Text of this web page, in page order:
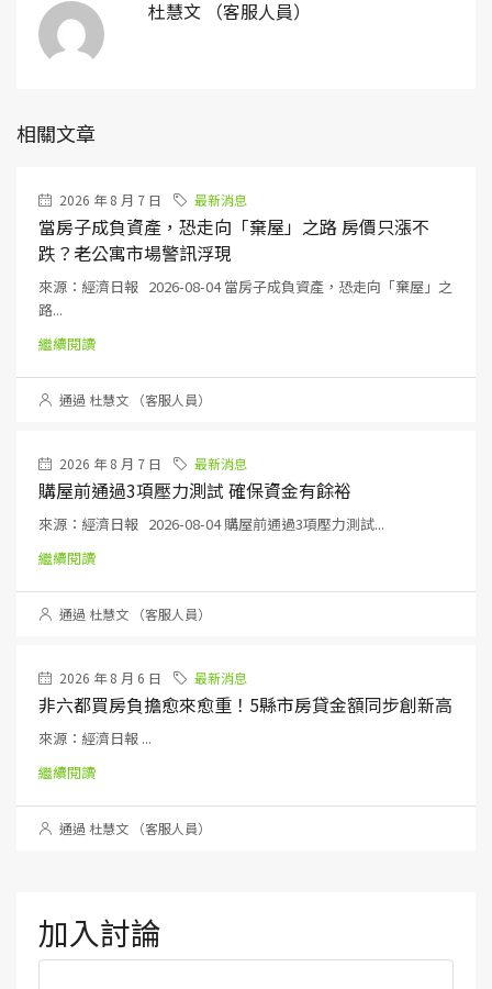
杜慧文 （客服人員）
相關文章
2026 年 8 月 7 日 最新消息
當房子成負資產，恐走向「棄屋」之路 房價只漲不
跌？老公寓市場警訊浮現
來源：經濟日報 2026-08-04 當房子成負資產，恐走向「棄屋」之
路...
繼續閱讀
通過 杜慧文 （客服人員）
2026 年 8 月 7 日 最新消息
購屋前通過3項壓力測試 確保資金有餘裕
來源：經濟日報 2026-08-04 購屋前通過3項壓力測試...
繼續閱讀
通過 杜慧文 （客服人員）
2026 年 8 月 6 日 最新消息
非六都買房負擔愈來愈重！5縣市房貸金額同步創新高
來源：經濟日報 ...
繼續閱讀
通過 杜慧文 （客服人員）
加入討論